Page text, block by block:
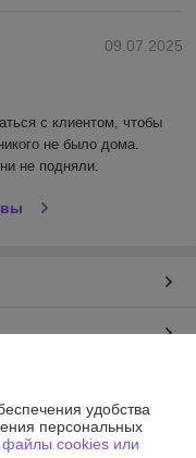
09.07.2025
с клиентом, чтобы
не было дома.
не подняли.
удобства
персональных
файлы cookies или